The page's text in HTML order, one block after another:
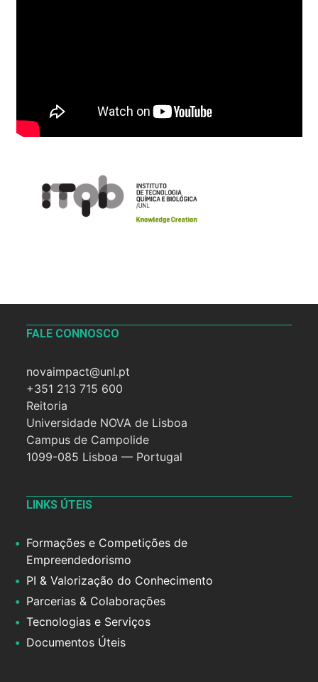
FALE CONNOSCO
novaimpact@unl.pt
+351 213 715 600
Reitoria
Universidade NOVA de Lisboa
Campus de Campolide
1099-085 Lisboa — Portugal
LINKS ÚTEIS
Formações e Competições de
Empreendedorismo
PI & Valorização do Conhecimento
Parcerias & Colaborações
Tecnologias e Serviços
Documentos Úteis